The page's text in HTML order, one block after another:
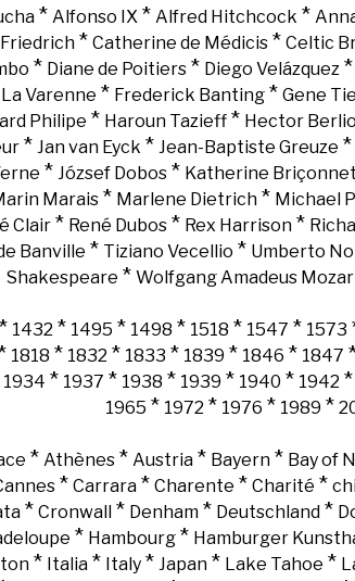
* Alfonso IX* Alfred Hitchcock *
* Catherine de Médicis* Celtic
* Diane de Poitiers* Diego Velázquez*
Varenne * Frederick Banting* Gene
Philipe * Haroun Tazieff* Hector
* Jan van Eyck * Jean-Baptiste Greuze *
* József Dobos * Katherine Briçonnet
Marais * Marlene Dietrich * Michael
Clair * René Dubos * Rex Harrison *
Banville * Tiziano Vecellio * Umberto
Shakespeare * Wolfgang Amadeus
1432 * 1495 * 1498 * 1518 * 1547 * 1573
1818 * 1832 * 1833 * 1839 * 1846 * 1847
1934 * 1937 * 1938 * 1939 * 1940 * 1942 *
1965 * 1972 * 1976 * 1989 *
* Athènes* Austria* Bayern* Bay of
* Carrara* Charente * Charité *
* Cronwall * Denham * Deutschland *
* Hambourg * Hamburger
* Italia* Italy* Japan* Lake Tahoe *